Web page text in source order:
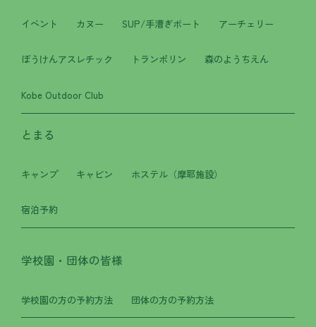
イベント カヌー SUP/手漕ぎボート アーチェリー
ぼうけんアスレチック トランポリン 森のようちえん
Kobe Outdoor Club
とまる
キャンプ キャビン ホステル（摩耶施設）
宿泊予約
学校園・団体の皆様
学校園の方の予約方法 団体の方の予約方法